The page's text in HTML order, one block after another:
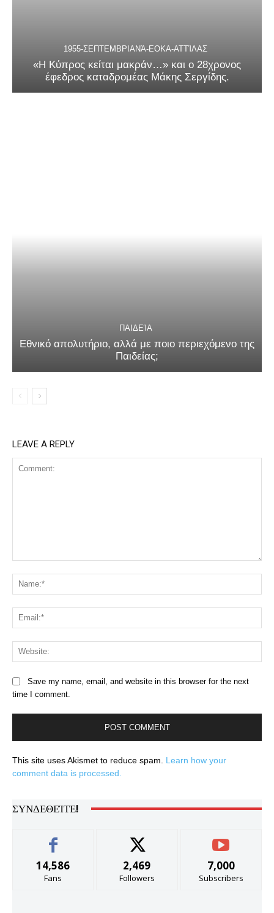
1955-ΣΕΠΤΕΜΒΡΙΑΝΆ-ΕΟΚΑ-ΑΤΤΊΛΑΣ
«Η Κύπρος κείται μακράν…» και ο 28χρονος
έφεδρος καταδρομέας Μάκης Σεργίδης.
ΠΑΙΔΕΊΑ
Εθνικό απολυτήριο, αλλά με ποιο περιεχόμενο της
Παιδείας;
LEAVE A REPLY
Save my name, email, and website in this browser for the next
time I comment.
This site uses Akismet to reduce spam. Learn how your
comment data is processed.
ΣΥΝΔΕΘΕΊΤΕ!
14,586
Fans
2,469
Followers
7,000
Subscribers